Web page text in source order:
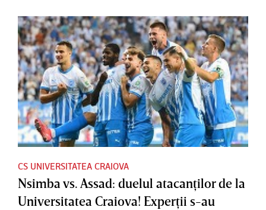
CS UNIVERSITATEA CRAIOVA
Nsimba vs. Assad: duelul atacanţilor de la
Universitatea Craiova! Experţii s-au